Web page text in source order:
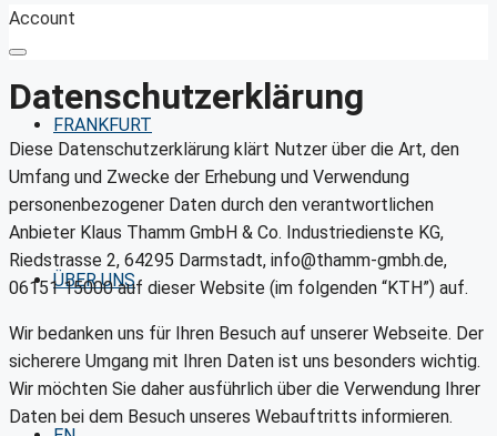
FRANKFURT
ÜBER UNS
Account
Datenschutz­erklärung
Diese Datenschutzerklärung klärt Nutzer über die Art, den
Umfang und Zwecke der Erhebung und Verwendung
personenbezogener Daten durch den verantwortlichen
Anbieter Klaus Thamm GmbH & Co. Industriedienste KG,
Riedstrasse 2, 64295 Darmstadt, info@thamm-gmbh.de,
06151 15000 auf dieser Website (im folgenden “KTH”) auf.
Wir bedanken uns für Ihren Besuch auf unserer Webseite. Der
sicherere Umgang mit Ihren Daten ist uns besonders wichtig.
Wir möchten Sie daher ausführlich über die Verwendung Ihrer
Daten bei dem Besuch unseres Webauftritts informieren.